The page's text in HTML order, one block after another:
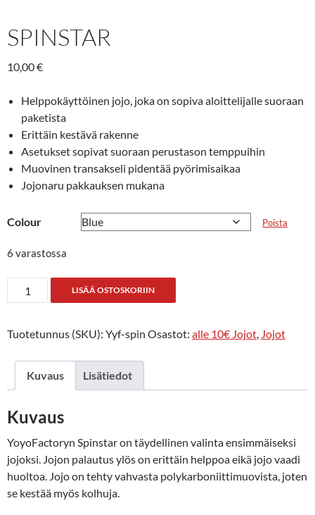
SPINSTAR
10,00€
Helppokäyttöinen jojo, joka on sopiva aloittelijalle suoraan
paketista
Erittäin kestävä rakenne
Asetukset sopivat suoraan perustason temppuihin
Muovinen transakseli pidentää pyörimisaikaa
Jojonaru pakkauksen mukana
Colour Poista
6 varastossa
Spinstar
määrä
LISÄÄ OSTOSKORIIN
Tuotetunnus (SKU): Yyf-spin Osastot: alle 10€ Jojot, Jojot
Kuvaus Lisätiedot
Kuvaus
YoyoFactoryn Spinstar on täydellinen valinta ensimmäiseksi
jojoksi. Jojon palautus ylös on erittäin helppoa eikä jojo vaadi
huoltoa. Jojo on tehty vahvasta polykarboniittimuovista, joten
se kestää myös kolhuja.